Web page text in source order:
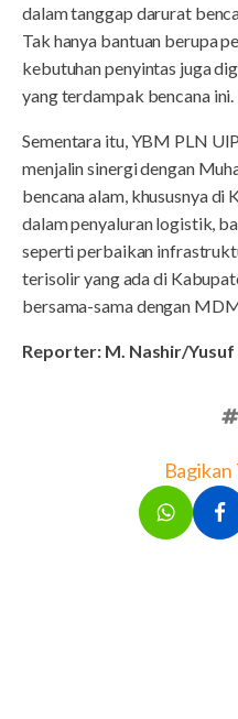
dalam tanggap darurat
Tak hanya bantuan berupa
kebutuhan penyintas juga
yang terdampak bencana ini.
Sementara itu, YBM PLN
menjalin sinergi dengan
bencana alam, khususnya di
dalam penyaluran logistik,
seperti perbaikan
terisolir yang ada di
bersama-sama dengan
Reporter: M. Nashir/Yusuf
Bagikan